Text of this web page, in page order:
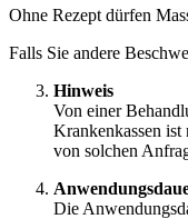
Ohne Rezept dürfen
Falls Sie andere
Hinweis
Von einer
Krankenkassen ist
von solchen
Die